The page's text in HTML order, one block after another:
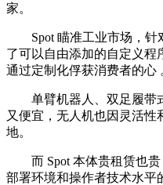
家。
Spot 瞄准工业市场，针
了可以自由添加的自定义程
通过定制化俘获消费者的心
单臂机器人、双足履带
又便宜，无人机也因灵活性
地。
而 Spot 本体贵租赁也贵
部署环境和操作者技术水平